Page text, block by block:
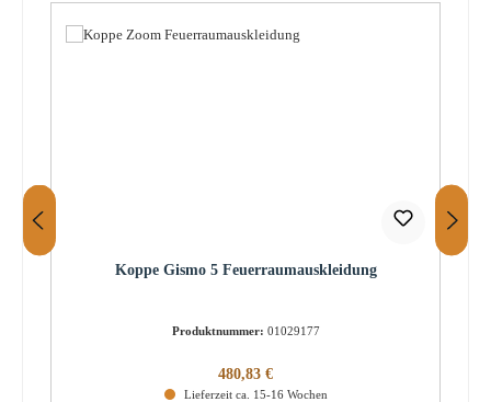
Koppe Gismo 5 Feuerraumauskleidung
Produktnummer: 01029177
Regulärer Preis:
480,83 €
Lieferzeit ca. 15-16 Wochen